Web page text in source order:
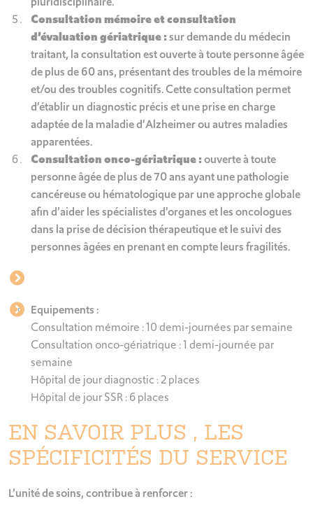
Consultation mémoire et consultation
d’évaluation gériatrique :sur demande du médecin
traitant, la consultation est ouverte à toute personne âgée
de plus de 60 ans, présentant des troubles de la mémoire
et/ou des troubles cognitifs. Cette consultation permet
d’établir un diagnostic précis et une prise en charge
adaptée de la maladie d’Alzheimer ou autres maladies
apparentées.
Consultation onco-gériatrique :ouverte à toute
personne âgée de plus de 70 ans ayant une pathologie
cancéreuse ou hématologique par une approche globale
afin d’aider les spécialistes d’organes et les oncologues
dans la prise de décision thérapeutique et le suivi des
personnes âgées en prenant en compte leurs fragilités.
Equipements :
Consultation mémoire : 10 demi-journées par semaine
Consultation onco-gériatrique : 1 demi-journée par
semaine
Hôpital de jour diagnostic : 2 places
Hôpital de jour SSR : 6 places
EN SAVOIR PLUS , LES
SPÉCIFICITÉS DU SERVICE
L’unité de soins, contribue à renforcer :